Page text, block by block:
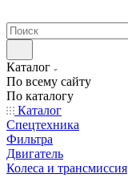
Каталог
По всему сайту
По каталогу
Каталог
Спецтехника
Фильтра
Двигатель
Колеса и трансмиссия